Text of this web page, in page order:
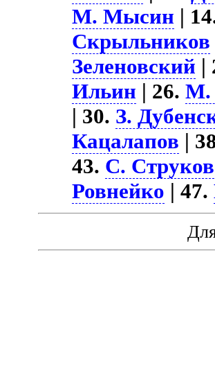
М. Мысин |
Скрыльников
Зеленовский |
Ильин | 26.М.
| 30. З.
Кацалапов |
43. С. Струков
Ровнейко | 47.